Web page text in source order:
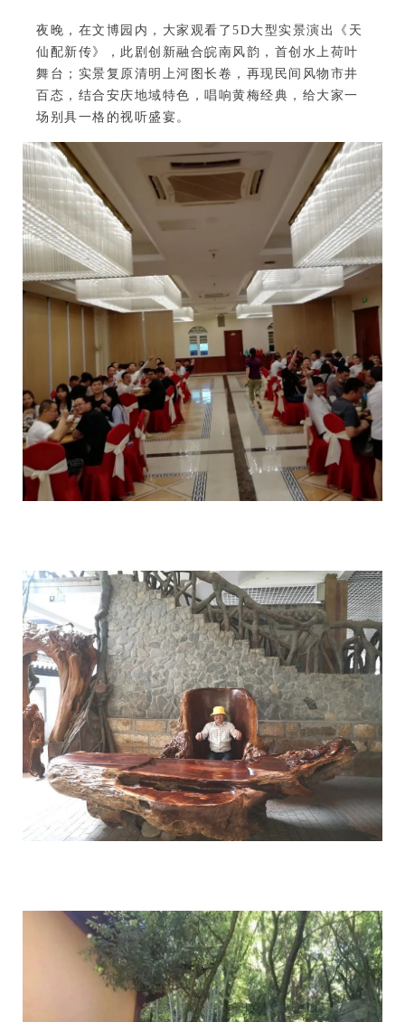
夜晚，在文博园内，大家观看了5D大型实景演出《天
仙配新传》，此剧创新融合皖南风韵，首创水上荷叶
舞台；实景复原清明上河图长卷，再现民间风物市井
百态，结合安庆地域特色，唱响黄梅经典，给大家一
场别具一格的视听盛宴。